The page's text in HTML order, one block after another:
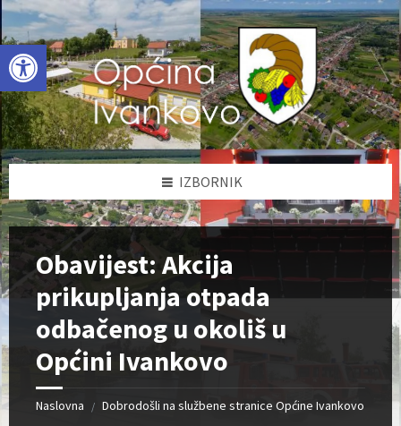
Open toolbar
Skip
to
content
Skip
to
left
sidebar
Skip
to
footer
IZBORNIK
Obavijest: Akcija
prikupljanja otpada
odbačenog u okoliš u
Općini Ivankovo
Naslovna / Dobrodošli na službene stranice Općine Ivankovo